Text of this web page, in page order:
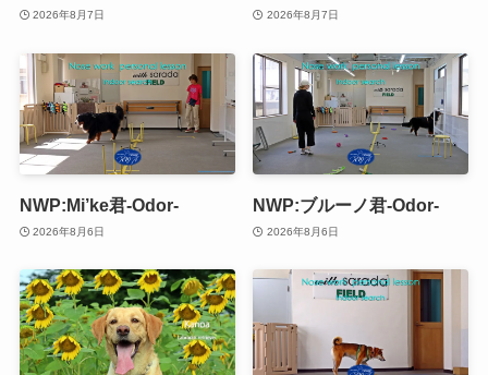
2026年8月7日 2026年8月7日
NWP:Mi’ke君-Odor-
2026年8月6日
NWP:ブルーノ君-Odor-
2026年8月6日